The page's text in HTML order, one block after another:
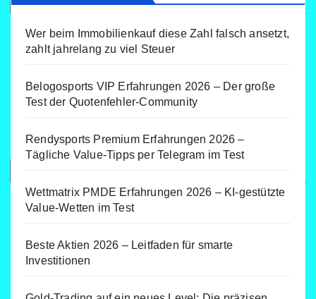
Wer beim Immobilienkauf diese Zahl falsch ansetzt,
zahlt jahrelang zu viel Steuer
Belogosports VIP Erfahrungen 2026 – Der große
Test der Quotenfehler-Community
Rendysports Premium Erfahrungen 2026 –
Tägliche Value-Tipps per Telegram im Test
Wettmatrix PMDE Erfahrungen 2026 – KI-gestützte
Value-Wetten im Test
Beste Aktien 2026 – Leitfaden für smarte
Investitionen